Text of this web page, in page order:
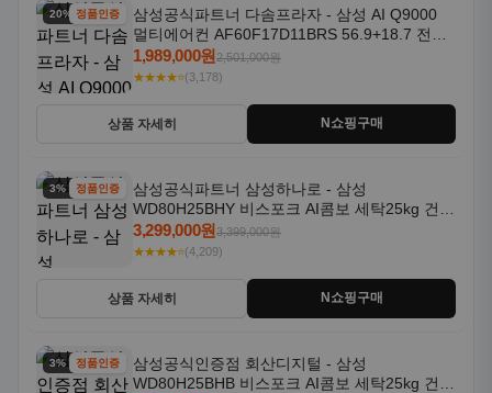
20% 할인정품인증
삼성공식파트너 다솜프라자 - 삼성 AI Q9000
멀티에어컨 AF60F17D11BRS 56.9+18.7 전국
기본설치포함
1,989,000원2,501,000원
★★★★⭐(3,178)
상품 자세히 N쇼핑구매
3% 할인정품인증
삼성공식파트너 삼성하나로 - 삼성
WD80H25BHY 비스포크 AI콤보 세탁25kg 건조
18kg 26년형 일체형 1등급
3,299,000원3,399,000원
★★★★⭐(4,209)
상품 자세히 N쇼핑구매
3% 할인정품인증
삼성공식인증점 회산디지털 - 삼성
WD80H25BHB 비스포크 AI콤보 세탁25kg 건조